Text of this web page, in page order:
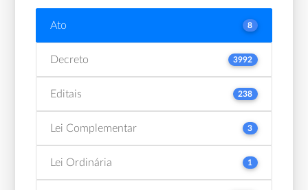
Ato 8
Decreto 3992
Editais 238
Lei Complementar 3
Lei Ordinária 1